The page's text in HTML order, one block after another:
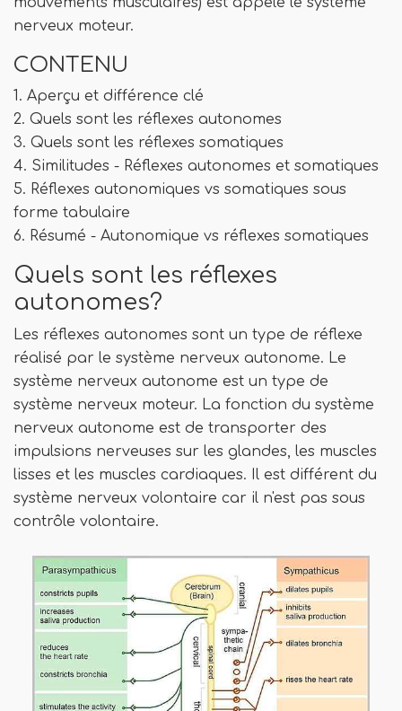
nerveux moteur.
CONTENU
1. Aperçu et différence clé
2. Quels sont les réflexes autonomes
3. Quels sont les réflexes somatiques
4. Similitudes - Réflexes autonomes et somatiques
5. Réflexes autonomiques vs somatiques sous
forme tabulaire
6. Résumé - Autonomique vs réflexes somatiques
Quels sont les réflexes
autonomes?
Les réflexes autonomes sont un type de réflexe
réalisé par le système nerveux autonome. Le
système nerveux autonome est un type de
système nerveux moteur. La fonction du système
nerveux autonome est de transporter des
impulsions nerveuses sur les glandes, les muscles
lisses et les muscles cardiaques. Il est différent du
système nerveux volontaire car il n'est pas sous
contrôle volontaire.